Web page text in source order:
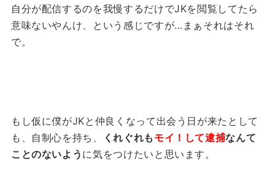
自分が配信するのを我慢するだけでJKを閲覧してたら
意味ないやんけ、という感じですが…まぁそれはそれ
で。
もし仮に僕がJKと仲良くなって出会う日が来たとして
も、自制心を持ち、
くれぐれも モイ！して逮捕なんて
ことのないよう に気をつけたいと思います。